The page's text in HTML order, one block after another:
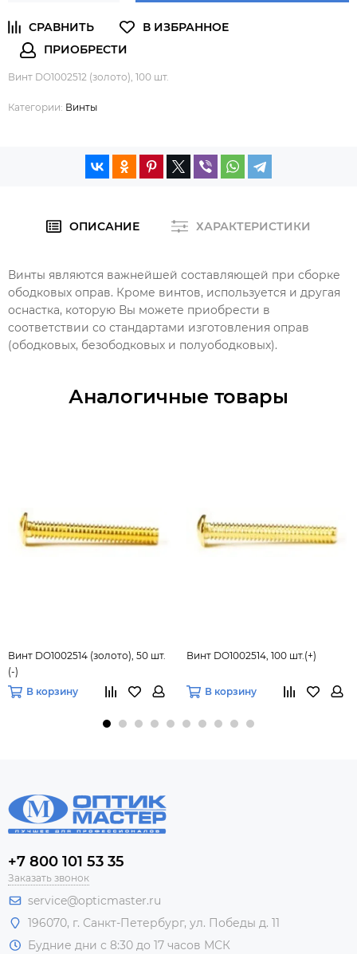
Винт DO1002512 (золото), 100 шт.
Категории: Винты
ОПИСАНИЕ ХАРАКТЕРИСТИКИ
Винты являются важнейшей составляющей при сборке
ободковых оправ. Кроме винтов, используется и другая
оснастка, которую Вы можете приобрести в
соответствии со стандартами изготовления оправ
(ободковых, безободковых и полуободковых).
Аналогичные товары
Винт DO1002514 (золото), 50 шт.
(-)
В корзину
Винт DO1002514, 100 шт.(+)
В корзину
+7 800 101 53 35
Заказать звонок
service@opticmaster.ru
196070, г. Санкт-Петербург, ул. Победы д. 11
Будние дни с 8:30 до 17 часов МСК